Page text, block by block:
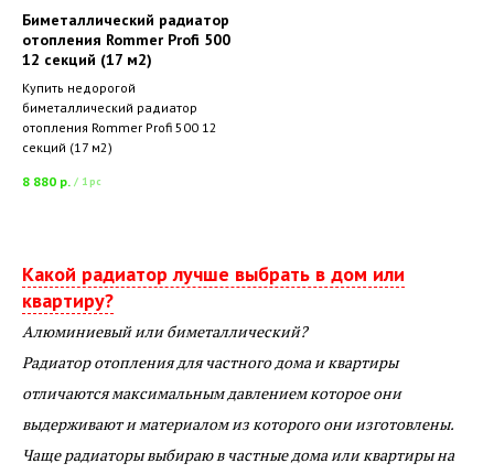
Биметаллический радиатор
отопления Rommer Profi 500
12 секций (17 м2)
Купить недорогой
биметаллический радиатор
отопления Rommer Profi 500 12
секций (17 м2)
8 880 р. / 1 pc
Какой радиатор лучше выбрать в дом или
квартиру?
Алюминиевый или биметаллический?
Радиатор отопления для частного дома и квартиры
отличаются максимальным давлением которое они
выдерживают и материалом из которого они изготовлены.
Чаще радиаторы выбираю в частные дома или квартиры на